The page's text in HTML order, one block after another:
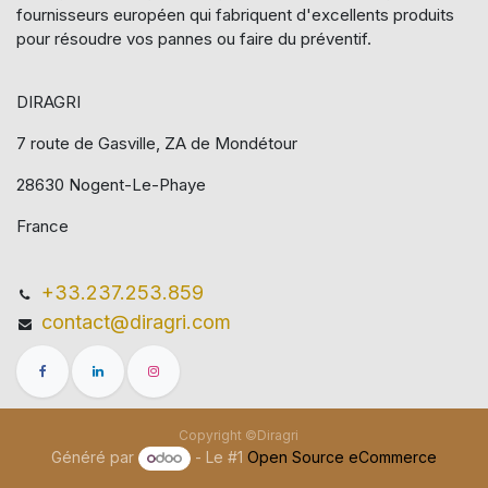
fournisseurs européen qui​ fabriquent d'excellents produits
pour résoudre vos pannes ou faire du préventif.
DIRAGRI
7 route de Gasville, ZA de Mondétour
28630 Nogent-Le-Phaye
France
+33.237.253.859
contact@diragri.com
Copyright ©Diragri
Généré par - Le #1Open Source eCommerce